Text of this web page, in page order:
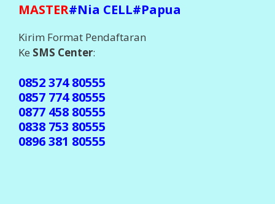
MASTER#Nia CELL#Papua
Kirim Format Pendaftaran
Ke SMS Center:
0852 374 80555
0857 774 80555
0877 458 80555
0838 753 80555
0896 381 80555